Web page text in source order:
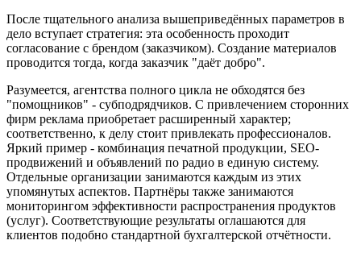
После тщательного анализа вышеприведённых параметров в
дело вступает стратегия: эта особенность проходит
согласование с брендом (заказчиком). Создание материалов
проводится тогда, когда заказчик "даёт добро".
Разумеется, агентства полного цикла не обходятся без
"помощников" - субподрядчиков. С привлечением сторонних
фирм реклама приобретает расширенный характер;
соответственно, к делу стоит привлекать профессионалов.
Яркий пример - комбинация печатной продукции, SEO-
продвижений и объявлений по радио в единую систему.
Отдельные организации занимаются каждым из этих
упомянутых аспектов. Партнёры также занимаются
мониторингом эффективности распространения продуктов
(услуг). Соответствующие результаты оглашаются для
клиентов подобно стандартной бухгалтерской отчётности.